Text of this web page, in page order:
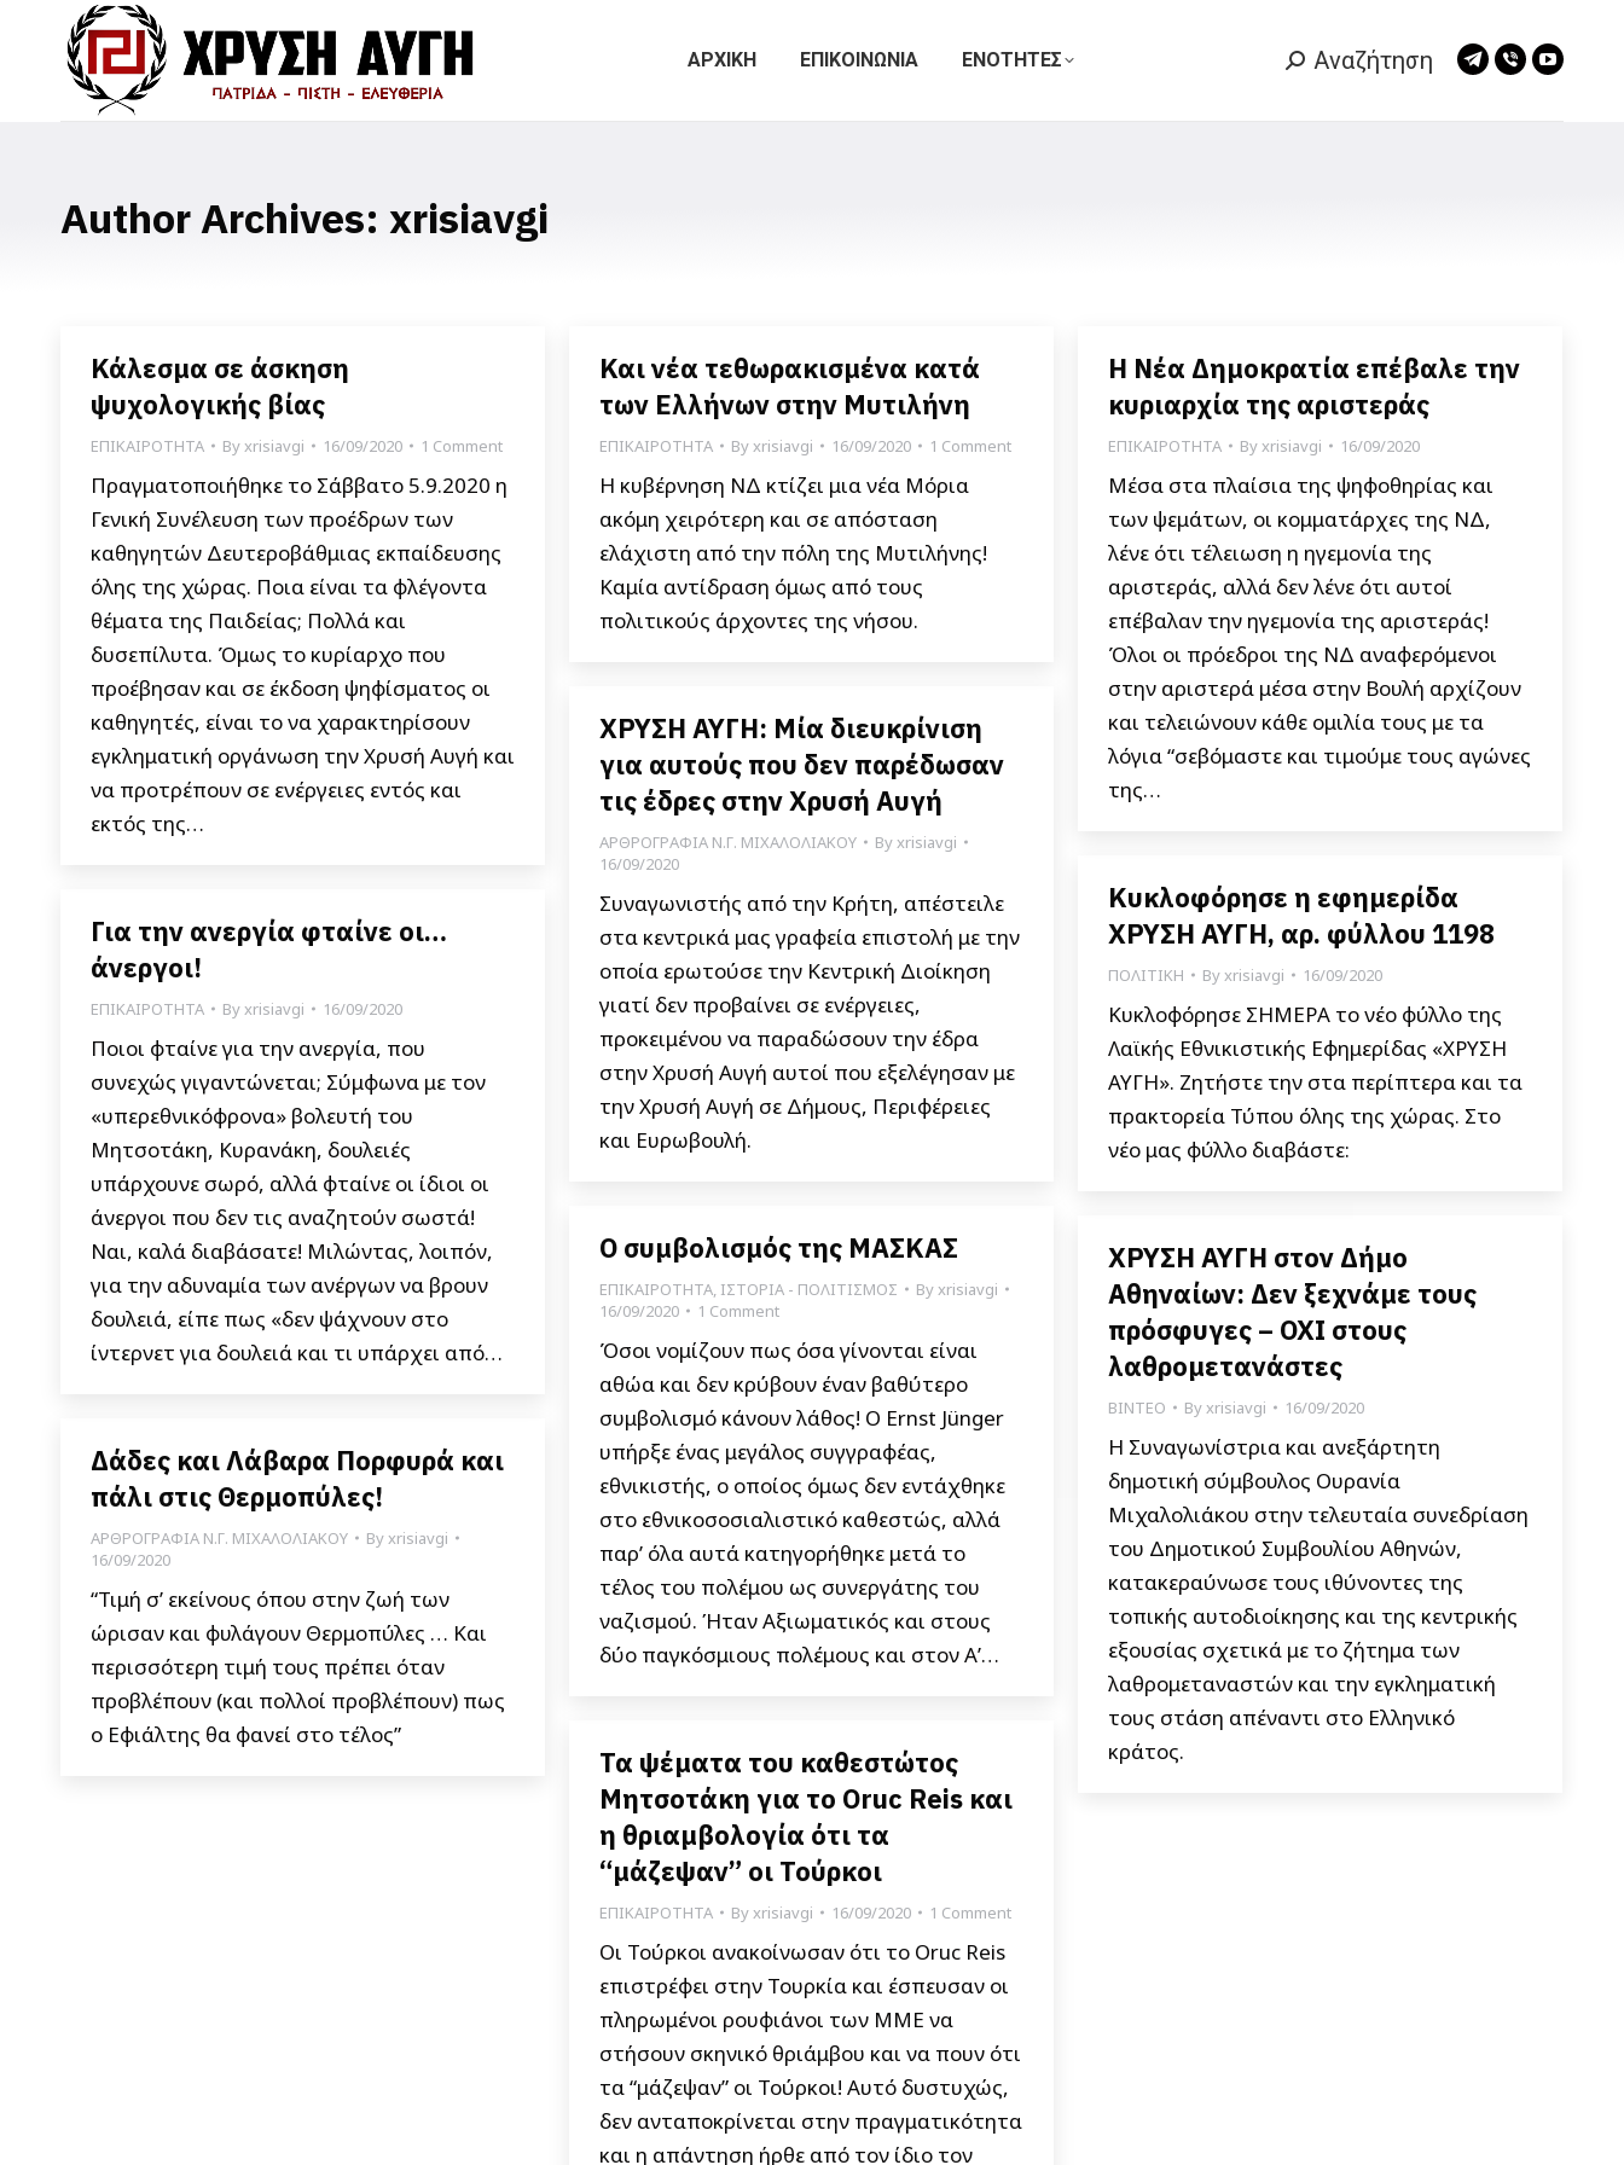
ΑΡΧΙΚΗ ΕΠΙΚΟΙΝΩΝΙΑ ΕΝΟΤΗΤΕΣ Search:
Αναζήτηση
Telegram
Viber
Author Archives: xrisiavgi
Κάλεσμα σε άσκηση
ψυχολογικής βίας
ΕΠΙΚΑΙΡΟΤΗΤΑ Byxrisiavgi 16/09/2020 1 Comment
Πραγματοποιήθηκε το Σάββατο 5.9.2020 η
Γενική Συνέλευση των προέδρων των
καθηγητών Δευτεροβάθμιας εκπαίδευσης
όλης της χώρας. Ποια είναι τα φλέγοντα
θέματα της Παιδείας; Πολλά και
δυσεπίλυτα. Όμως το κυρίαρχο που
προέβησαν και σε έκδοση ψηφίσματος οι
καθηγητές, είναι το να χαρακτηρίσουν
εγκληματική οργάνωση την Χρυσή Αυγή και
να προτρέπουν σε ενέργειες εντός και
εκτός της…
Και νέα τεθωρακισμένα κατά
των Ελλήνων στην Μυτιλήνη
ΕΠΙΚΑΙΡΟΤΗΤΑ Byxrisiavgi 16/09/2020 1 Comment
Η κυβέρνηση ΝΔ κτίζει μια νέα Μόρια
ακόμη χειρότερη και σε απόσταση
ελάχιστη από την πόλη της Μυτιλήνης!
Καμία αντίδραση όμως από τους
πολιτικούς άρχοντες της νήσου.
Η Νέα Δημοκρατία επέβαλε την
κυριαρχία της αριστεράς
ΕΠΙΚΑΙΡΟΤΗΤΑ Byxrisiavgi 16/09/2020
Μέσα στα πλαίσια της ψηφοθηρίας και
των ψεμάτων, οι κομματάρχες της ΝΔ,
λένε ότι τέλειωση η ηγεμονία της
αριστεράς, αλλά δεν λένε ότι αυτοί
επέβαλαν την ηγεμονία της αριστεράς!
Όλοι οι πρόεδροι της ΝΔ αναφερόμενοι
στην αριστερά μέσα στην Βουλή αρχίζουν
και τελειώνουν κάθε ομιλία τους με τα
λόγια “σεβόμαστε και τιμούμε τους αγώνες
της…
ΧΡΥΣΗ ΑΥΓΗ: Μία διευκρίνιση
για αυτούς που δεν παρέδωσαν
τις έδρες στην Χρυσή Αυγή
ΑΡΘΡΟΓΡΑΦΙΑ Ν.Γ. ΜΙΧΑΛΟΛΙΑΚΟΥ Byxrisiavgi
16/09/2020
Συναγωνιστής από την Κρήτη, απέστειλε
στα κεντρικά μας γραφεία επιστολή με την
οποία ερωτούσε την Κεντρική Διοίκηση
γιατί δεν προβαίνει σε ενέργειες,
προκειμένου να παραδώσουν την έδρα
στην Χρυσή Αυγή αυτοί που εξελέγησαν με
την Χρυσή Αυγή σε Δήμους, Περιφέρειες
και Ευρωβουλή.
Κυκλοφόρησε η εφημερίδα
ΧΡΥΣΗ ΑΥΓΗ, αρ. φύλλου 1198
ΠΟΛΙΤΙΚΗ Byxrisiavgi 16/09/2020
Κυκλοφόρησε ΣΗΜΕΡΑ το νέο φύλλο της
Λαϊκής Εθνικιστικής Εφημερίδας «ΧΡΥΣΗ
ΑΥΓΗ». Ζητήστε την στα περίπτερα και τα
πρακτορεία Τύπου όλης της χώρας. Στο
νέο μας φύλλο διαβάστε:
Για την ανεργία φταίνε οι…
άνεργοι!
ΕΠΙΚΑΙΡΟΤΗΤΑ Byxrisiavgi 16/09/2020
Ποιοι φταίνε για την ανεργία, που
συνεχώς γιγαντώνεται; Σύμφωνα με τον
«υπερεθνικόφρονα» βολευτή του
Μητσοτάκη, Κυρανάκη, δουλειές
υπάρχουνε σωρό, αλλά φταίνε οι ίδιοι οι
άνεργοι που δεν τις αναζητούν σωστά!
Ναι, καλά διαβάσατε! Μιλώντας, λοιπόν,
για την αδυναμία των ανέργων να βρουν
δουλειά, είπε πως «δεν ψάχνουν στο
ίντερνετ για δουλειά και τι υπάρχει από…
Ο συμβολισμός της ΜΑΣΚΑΣ
ΕΠΙΚΑΙΡΟΤΗΤΑ, ΙΣΤΟΡΙΑ - ΠΟΛΙΤΙΣΜΟΣ Byxrisiavgi
16/09/2020
1 Comment
Όσοι νομίζουν πως όσα γίνονται είναι
αθώα και δεν κρύβουν έναν βαθύτερο
συμβολισμό κάνουν λάθος! Ο Ernst Jünger
υπήρξε ένας μεγάλος συγγραφέας,
εθνικιστής, ο οποίος όμως δεν εντάχθηκε
στο εθνικοσοσιαλιστικό καθεστώς, αλλά
παρ’ όλα αυτά κατηγορήθηκε μετά το
τέλος του πολέμου ως συνεργάτης του
ναζισμού. Ήταν Αξιωματικός και στους
δύο παγκόσμιους πολέμους και στον Α’…
ΧΡΥΣΗ ΑΥΓΗ στον Δήμο
Αθηναίων: Δεν ξεχνάμε τους
πρόσφυγες – ΟΧΙ στους
λαθρομετανάστες
ΒΙΝΤΕΟ Byxrisiavgi 16/09/2020
Η Συναγωνίστρια και ανεξάρτητη
δημοτική σύμβουλος Ουρανία
Μιχαλολιάκου στην τελευταία συνεδρίαση
του Δημοτικού Συμβουλίου Αθηνών,
κατακεραύνωσε τους ιθύνοντες της
τοπικής αυτοδιοίκησης και της κεντρικής
εξουσίας σχετικά με το ζήτημα των
λαθρομεταναστών και την εγκληματική
τους στάση απέναντι στο Ελληνικό
κράτος.
Δάδες και Λάβαρα Πορφυρά και
πάλι στις Θερμοπύλες!
ΑΡΘΡΟΓΡΑΦΙΑ Ν.Γ. ΜΙΧΑΛΟΛΙΑΚΟΥ Byxrisiavgi
16/09/2020
“Τιμή σ’ εκείνους όπου στην ζωή των
ώρισαν και φυλάγουν Θερμοπύλες … Και
περισσότερη τιμή τους πρέπει όταν
προβλέπουν (και πολλοί προβλέπουν) πως
ο Εφιάλτης θα φανεί στο τέλος”
Τα ψέματα του καθεστώτος
Μητσοτάκη για το Oruc Reis και
η θριαμβολογία ότι τα
“μάζεψαν” οι Τούρκοι
ΕΠΙΚΑΙΡΟΤΗΤΑ Byxrisiavgi 16/09/2020 1 Comment
Οι Τούρκοι ανακοίνωσαν ότι το Oruc Reis
επιστρέφει στην Τουρκία και έσπευσαν οι
πληρωμένοι ρουφιάνοι των ΜΜΕ να
στήσουν σκηνικό θριάμβου και να πουν ότι
τα “μάζεψαν” οι Τούρκοι! Αυτό δυστυχώς,
δεν ανταποκρίνεται στην πραγματικότητα
και η απάντηση ήρθε από τον ίδιο τον